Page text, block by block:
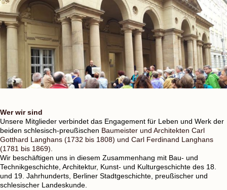
Wer wir sind
Unsere Mitglieder verbindet das Engagement für Leben und Werk der
beiden schlesisch-preußischen Baumeister und Architekten Carl
Gotthard Langhans (1732 bis 1808) und Carl Ferdinand Langhans
(1781 bis 1869).
Wir beschäftigen uns in diesem Zusammenhang mit Bau- und
Technikgeschichte, Architektur, Kunst- und Kulturgeschichte des 18.
und 19. Jahrhunderts, Berliner Stadtgeschichte, preußischer und
schlesischer Landeskunde.